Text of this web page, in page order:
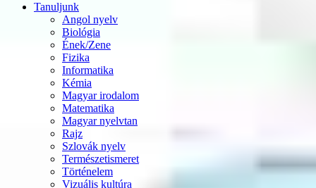
Tanuljunk
Angol nyelv
Biológia
Ének/Zene
Fizika
Informatika
Kémia
Magyar irodalom
Matematika
Magyar nyelvtan
Rajz
Szlovák nyelv
Természetismeret
Történelem
Vizuális kultúra